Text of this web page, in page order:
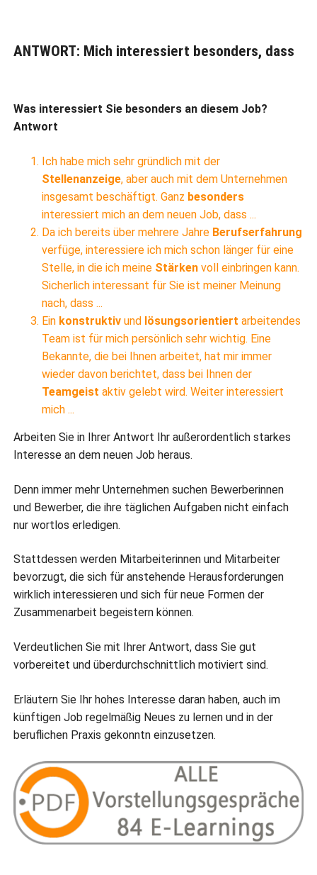
ANTWORT: Mich interessiert besonders, dass
Was interessiert Sie besonders an diesem Job?
Antwort
Ich habe mich sehr gründlich mit der
Stellenanzeige, aber auch mit dem Unternehmen
insgesamt beschäftigt. Ganz besonders
interessiert mich an dem neuen Job, dass ...
Da ich bereits über mehrere Jahre Berufserfahrung
verfüge, interessiere ich mich schon länger für eine
Stelle, in die ich meine Stärken voll einbringen kann.
Sicherlich interessant für Sie ist meiner Meinung
nach, dass ...
Ein konstruktiv und lösungsorientiert arbeitendes
Team ist für mich persönlich sehr wichtig. Eine
Bekannte, die bei Ihnen arbeitet, hat mir immer
wieder davon berichtet, dass bei Ihnen der
Teamgeist aktiv gelebt wird. Weiter interessiert
mich ...
Arbeiten Sie in Ihrer Antwort Ihr außerordentlich starkes
Interesse an dem neuen Job heraus.
Denn immer mehr Unternehmen suchen Bewerberinnen
und Bewerber, die ihre täglichen Aufgaben nicht einfach
nur wortlos erledigen.
Stattdessen werden Mitarbeiterinnen und Mitarbeiter
bevorzugt, die sich für anstehende Herausforderungen
wirklich interessieren und sich für neue Formen der
Zusammenarbeit begeistern können.
Verdeutlichen Sie mit Ihrer Antwort, dass Sie gut
vorbereitet und überdurchschnittlich motiviert sind.
Erläutern Sie Ihr hohes Interesse daran haben, auch im
künftigen Job regelmäßig Neues zu lernen und in der
beruflichen Praxis gekonntn einzusetzen.